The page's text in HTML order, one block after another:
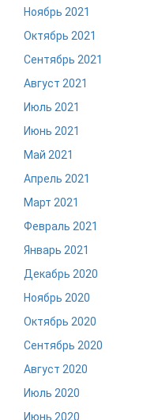
Ноябрь 2021
Октябрь 2021
Сентябрь 2021
Август 2021
Июль 2021
Июнь 2021
Май 2021
Апрель 2021
Март 2021
Февраль 2021
Январь 2021
Декабрь 2020
Ноябрь 2020
Октябрь 2020
Сентябрь 2020
Август 2020
Июль 2020
Июнь 2020